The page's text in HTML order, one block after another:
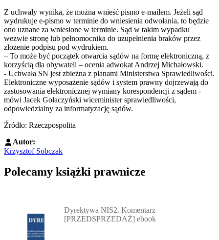
Z uchwały wynika, że można wnieść pismo e-mailem. Jeżeli sąd
wydrukuje e-pismo w terminie do wniesienia odwołania, to będzie
ono uznane za wniesione w terminie. Sąd w takim wypadku
wezwie stronę lub pełnomocnika do uzupełnienia braków przez
złożenie podpisu pod wydrukiem.
– To może być początek otwarcia sądów na formę elektroniczną, z
korzyścią dla obywateli – ocenia adwokat Andrzej Michałowski.
- Uchwała SN jest zbieżna z planami Ministerstwa Sprawiedliwości.
Elektroniczne wyposażenie sądów i system prawny dojrzewają do
zastosowania elektronicznej wymiany korespondencji z sądem -
mówi Jacek Gołaczyński wiceminister sprawiedliwości,
odpowiedzialny za informatyzację sądów.
Źródło: Rzeczpospolita
Autor:
Krzysztof Sobczak
Polecamy książki prawnicze
Dyrektywa NIS2. Komentarz
[PRZEDSPRZEDAŻ] ebook